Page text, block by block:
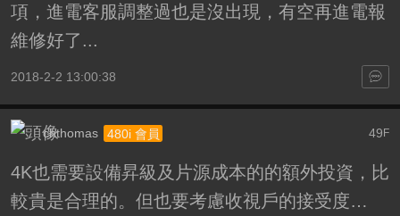
項，進電客服調整過也是沒出現，有空再進電報
維修好了...
2018-2-2 13:00:38
49 F
chthomas 480i 會員
4K也需要設備昇級及片源成本的的額外投資，比
較貴是合理的。但也要考慮收視戶的接受度…